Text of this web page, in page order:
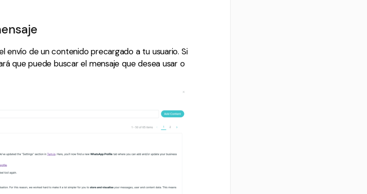
envío de un contenido precargado a tu usuario. Si
que puede buscar el mensaje que desea usar o